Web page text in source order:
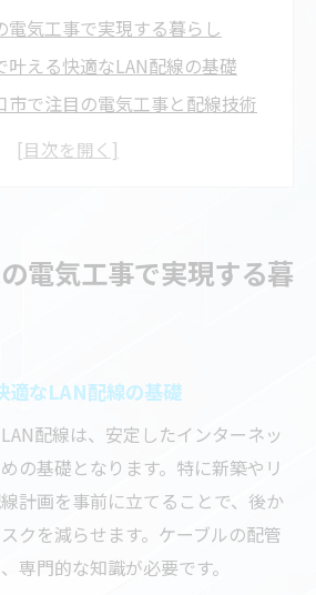
電気工事で実現する暮らし
叶える快適なLAN配線の基礎
市で注目の電気工事と配線技術
電気工事の相乗効果を知ろう
安全なLANモジュラージャック設
線を実現する電気工事の技術
によるLAN設置のメリットを解
防ぐ電気工事の重要ポイント
なら電気工事の知識を活用
電気工事で実現する暮
適なLAN配線の基礎
配線は、安定したインターネッ
の基礎となります。特に新築やリ
計画を事前に立てることで、後か
クを減らせます。ケーブルの配管
専門的な知識が必要です。